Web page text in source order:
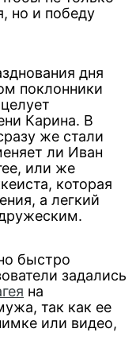
но и победу
дня
поклонники
Карина. В
же стали
ли Иван
или же
которая
а легкий
быстро
задались
на
так как ее
или видео,